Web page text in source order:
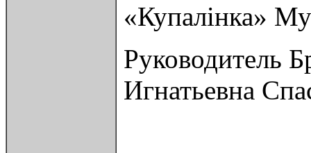
«Купалінка»
Руководитель
Игнатьевна